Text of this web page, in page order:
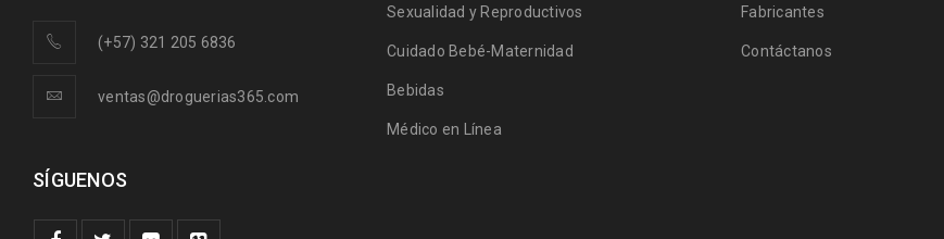
(+57) 321 205 6836
ventas@droguerias365.com
SÍGUENOS
Sexualidad y Reproductivos
Cuidado Bebé-Maternidad
Bebidas
Médico en Línea
Fabricantes
Contáctanos